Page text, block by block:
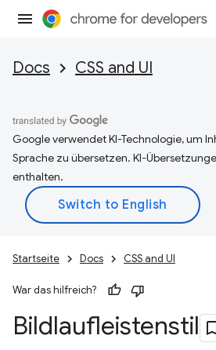
Docs CSS and UI
Google verwendet KI-Technologie, um
Sprache zu übersetzen. KI-
enthalten.
Startseite Docs CSS and UI
War das hilfreich?
Bildlaufleistenstil